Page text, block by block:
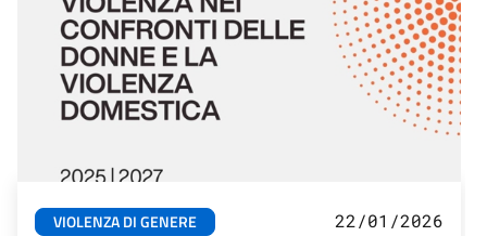
VIOLENZA DI GENERE 22/01/2026